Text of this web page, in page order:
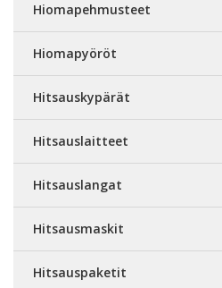
Hiomapehmusteet
Hiomapyöröt
Hitsauskypärät
Hitsauslaitteet
Hitsauslangat
Hitsausmaskit
Hitsauspaketit